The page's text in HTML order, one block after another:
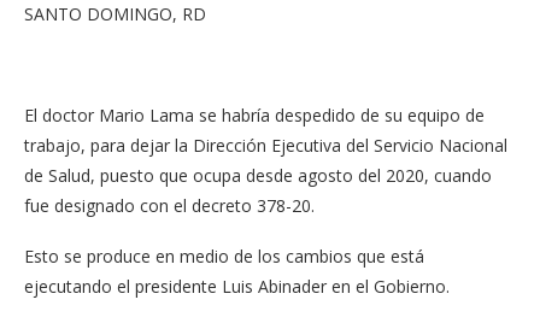
SANTO DOMINGO, RD
El doctor Mario Lama se habría despedido de su equipo de
trabajo, para dejar la Dirección Ejecutiva del Servicio Nacional
de Salud, puesto que ocupa desde agosto del 2020, cuando
fue designado con el decreto 378-20.
Esto se produce en medio de los cambios que está
ejecutando el presidente Luis Abinader en el Gobierno.